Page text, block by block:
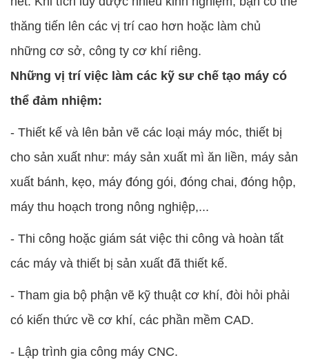
thăng tiến lên các vị trí cao hơn hoặc làm chủ
những cơ sở, công ty cơ khí riêng.
Những vị trí việc làm các kỹ sư chế tạo máy có
thể đảm nhiệm:
- Thiết kế và lên bản vẽ các loại máy móc, thiết bị
cho sản xuất như: máy sản xuất mì ăn liền, máy sản
xuất bánh, kẹo, máy đóng gói, đóng chai, đóng hộp,
máy thu hoạch trong nông nghiệp,...
- Thi công hoặc giám sát việc thi công và hoàn tất
các máy và thiết bị sản xuất đã thiết kế.
- Tham gia bộ phận vẽ kỹ thuật cơ khí, đòi hỏi phải
có kiến thức về cơ khí, các phần mềm CAD.
- Lập trình gia công máy CNC.